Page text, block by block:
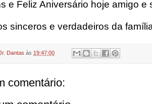
e Feliz Aniversário hoje amigo e
sinceros e verdadeiros da
Dantas às 19:47:00
comentário: